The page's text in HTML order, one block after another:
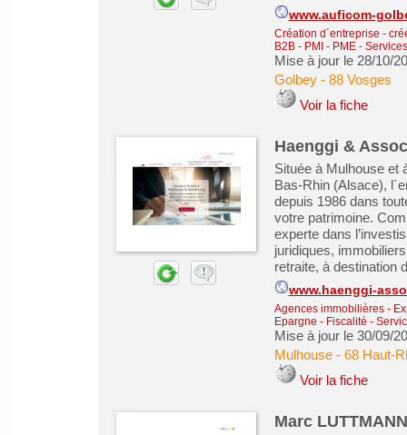
www.auficom-
Création d´entreprise -
B2B - PMI - PME-
Mise à jour le 28/10/
Golbey- 88 Vosges
Voir la fiche
Haenggi &
Située à Mulhouse et
Bas-Rhin (Alsace),
depuis 1986 dans
votre patrimoine.
experte dans
juridiques,
retraite, à destination
www.haenggi-
Agences immobilières -
Epargne - Fiscalité -
Mise à jour le 30/09/
Mulhouse- 68 Haut-
Voir la fiche
Marc